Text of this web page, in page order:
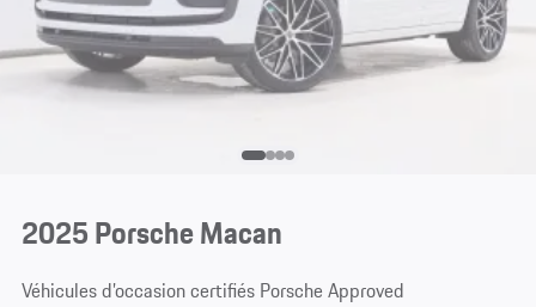
2025 Porsche Macan
Véhicules d’occasion certifiés Porsche Approved